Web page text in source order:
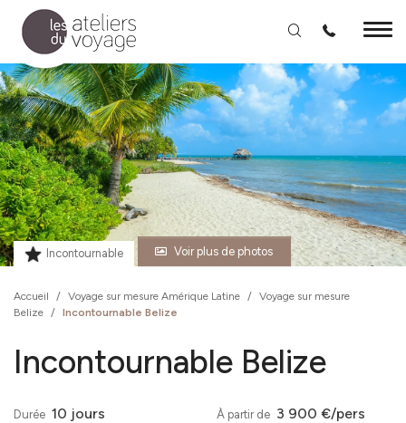
Aller au contenu principal
Incontournable Voir plus de photos
Accueil / Voyage sur mesure Amérique Latine / Voyage sur mesure
Belize / Incontournable Belize
Incontournable Belize
Durée 10 jours À partir de 3 900 €/pers